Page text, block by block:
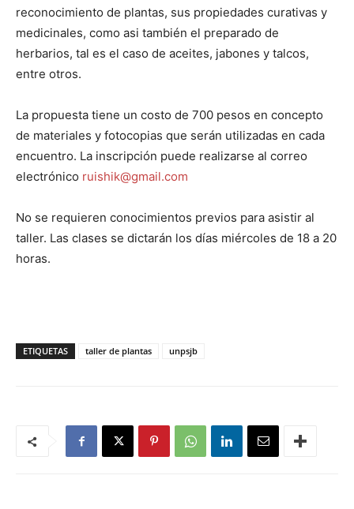
reconocimiento de plantas, sus propiedades curativas y
medicinales, como asi también el preparado de
herbarios, tal es el caso de aceites, jabones y talcos,
entre otros.
La propuesta tiene un costo de 700 pesos en concepto
de materiales y fotocopias que serán utilizadas en cada
encuentro. La inscripción puede realizarse al correo
electrónico ruishik@gmail.com
No se requieren conocimientos previos para asistir al
taller. Las clases se dictarán los días miércoles de 18 a 20
horas.
ETIQUETAS taller de plantas unpsjb